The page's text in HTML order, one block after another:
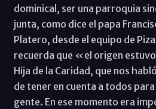
dominical, ser una parroquia
junta, como dice el papa
Platero, desde el equipo de
recuerda que «el origen estuvo
Hija de la Caridad, que nos
de tener en cuenta a todos
gente. En ese momento era